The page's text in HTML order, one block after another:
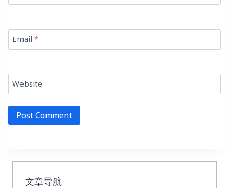
Email *
Website
文章导航